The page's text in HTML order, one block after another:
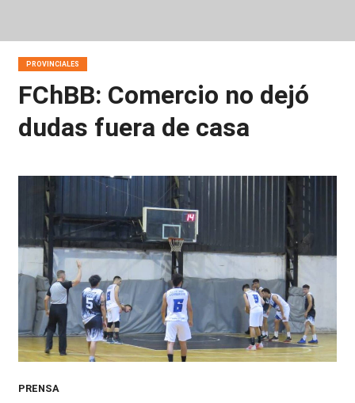
PROVINCIALES
FChBB: Comercio no dejó
dudas fuera de casa
PRENSA